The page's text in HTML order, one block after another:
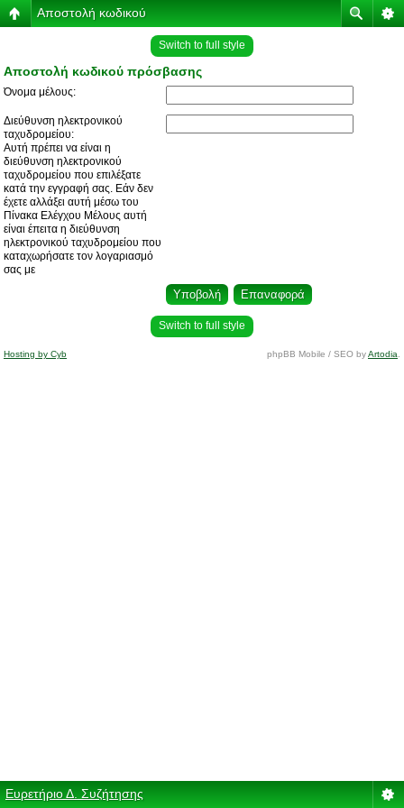
Αποστολή κωδικού
Switch to full style
Αποστολή κωδικού πρόσβασης
Όνομα μέλους:
Διεύθυνση ηλεκτρονικού
ταχυδρομείου:
Αυτή πρέπει να είναι η
διεύθυνση ηλεκτρονικού
ταχυδρομείου που επιλέξατε
κατά την εγγραφή σας. Εάν δεν
έχετε αλλάξει αυτή μέσω του
Πίνακα Ελέγχου Μέλους αυτή
είναι έπειτα η διεύθυνση
ηλεκτρονικού ταχυδρομείου που
καταχωρήσατε τον λογαριασμό
σας με
Switch to full style
Hosting by Cyb phpBB Mobile / SEO byArtodia
Ευρετήριο Δ. Συζήτησης